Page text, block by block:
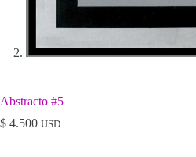
Abstracto #5
$ 4.500 USD